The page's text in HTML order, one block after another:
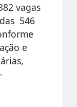
vagas
546
e